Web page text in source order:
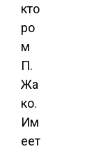
кто
ро
м
П.
Жа
ко.
Им
еет